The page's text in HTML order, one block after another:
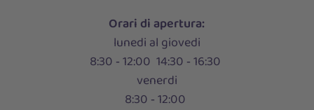
Orari di apertura:
lunedi al giovedi
8:30 ‑ 12:00 14:30 ‑ 16:30
venerdi
8:30 ‑ 12:00